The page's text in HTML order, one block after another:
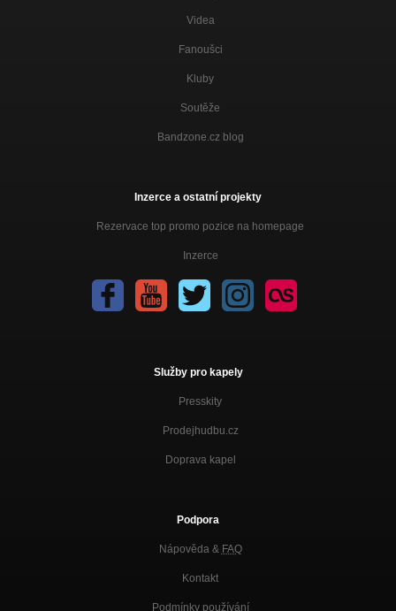
Videa
Fanoušci
Kluby
Soutěže
Bandzone.cz blog
Inzerce a ostatní projekty
Rezervace top promo pozice na homepage
Inzerce
Služby pro kapely
Presskity
Prodejhudbu.cz
Doprava kapel
Podpora
Nápověda & FAQ
Kontakt
Podmínky používání